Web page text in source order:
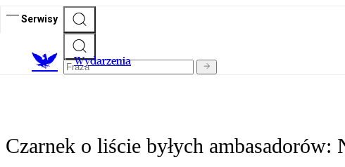
Serwisy
Wydarzenia
Czarnek o liście byłych